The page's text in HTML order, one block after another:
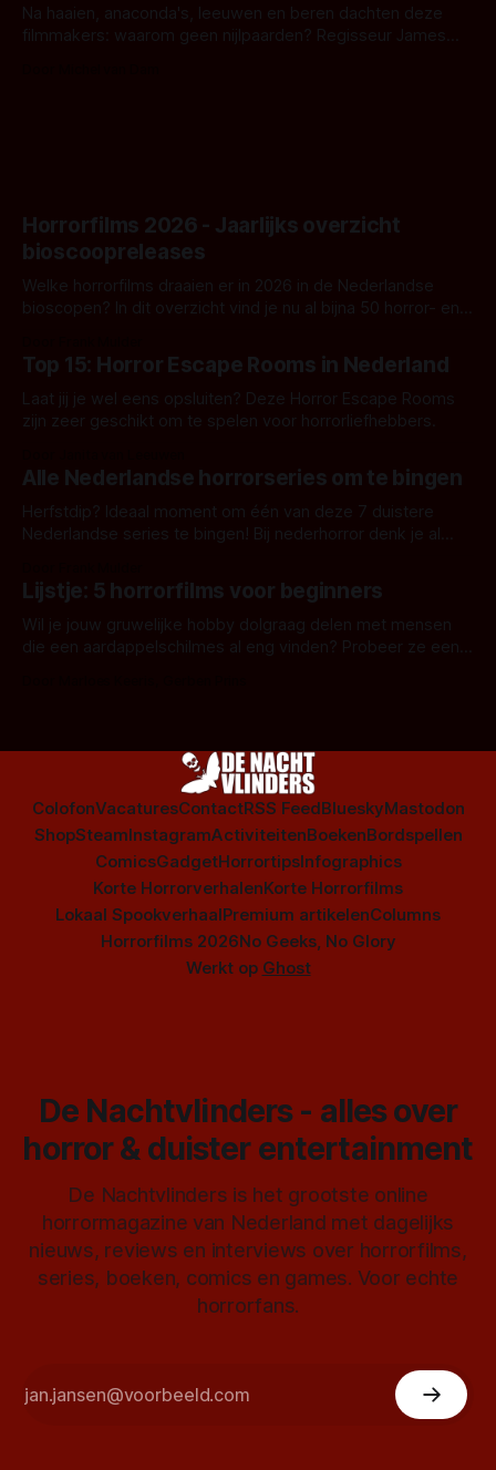
Na haaien, anaconda's, leeuwen en beren dachten deze
filmmakers: waarom geen nijlpaarden? Regisseur James
Horrorfilms 2026 - Jaarlijks overzicht
bioscoopreleases
Welke horrorfilms draaien er in 2026 in de Nederlandse
bioscopen? In dit overzicht vind je nu al bijna 50 horror- en
Top 15: Horror Escape Rooms in Nederland
Laat jij je wel eens opsluiten? Deze Horror Escape Rooms
zijn zeer geschikt om te spelen voor horrorliefhebbers.
Alle Nederlandse horrorseries om te bingen
Herfstdip? Ideaal moment om één van deze 7 duistere
Nederlandse series te bingen! Bij nederhorror denk je al
Amsterdamned of The Johnsons. Maar Nederlandse horror
is niet beperkt tot films. Hier een aantal Nederlandse tv-
series uit het duistere of horrorgenre. Als
Lijstje: 5 horrorfilms voor beginners
Wil je jouw gruwelijke hobby dolgraag delen met mensen
die een aardappelschilmes al eng vinden? Probeer ze eens
ColofonVacaturesContactRSS FeedBlueskyMastodon
ShopSteamInstagramActiviteitenBoekenBordspellen
ComicsGadgetHorrortipsInfographics
Korte HorrorverhalenKorte Horrorfilms
Lokaal SpookverhaalPremium artikelenColumns
Horrorfilms 2026No Geeks, No Glory
Werkt op Ghost
De Nachtvlinders - alles over
horror & duister entertainment
De Nachtvlinders is het grootste online
horrormagazine van Nederland met dagelijks
nieuws, reviews en interviews over horrorfilms,
series, boeken, comics en games. Voor echte
horrorfans.